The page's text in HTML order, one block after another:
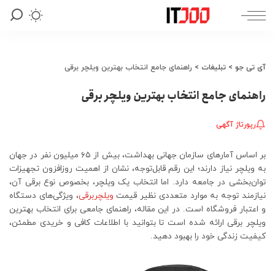
آی تی جو > تبلیغات > راهنمای جامع انتخاب بهترین ویلچر برقی
راهنمای جامع انتخاب بهترین ویلچر برقی
رپورتاژ آگهی
بر اساس آمارهای سازمان جهانی بهداشت، بیش از ۶۵ میلیون نفر در جهان
به ویلچر نیاز دارند؛ این رقم قابل‌توجه، نشان از اهمیت روزافزون تجهیزات
توان‌بخشی در جامعه دارد. اما انتخاب یک ویلچر، بخصوص نوع برقی آن،
نیازمند توجه به موارد متعددی نظیر قیمت ویلچربرقی، ویژگی‌های دستگاه
و اعتبار فروشگاه است. در این مقاله، راهنمای جامعی برای انتخاب بهترین
ویلچر برقی ارائه شده است تا بتوانید با اطلاعات کافی و خریدی مطمئن،
کیفیت زندگی خود را بهبود دهید.